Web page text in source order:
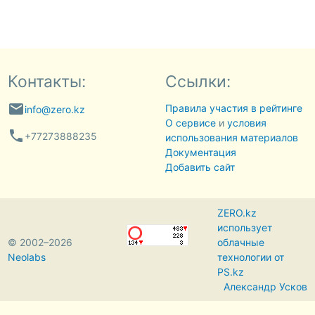
Контакты:
emailinfo@zero.kz
phone +77273888235
Ссылки:
Правила участия в рейтинге
О сервисеи условия
использования материалов
Документация
Добавить сайт
© 2002–2026
Neolabs
ZERO.kz
использует
облачные
технологии от
PS.kz
Александр Усков